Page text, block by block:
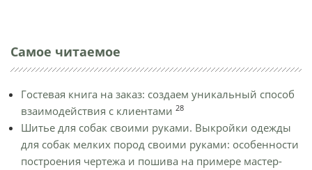
Самое читаемое
Гостевая книга на заказ: создаем уникальный способ
взаимодействия с клиентами 28
Шитье для собак своими руками. Выкройки одежды
для собак мелких пород своими руками: особенности
построения чертежа и пошива на примере мастер-